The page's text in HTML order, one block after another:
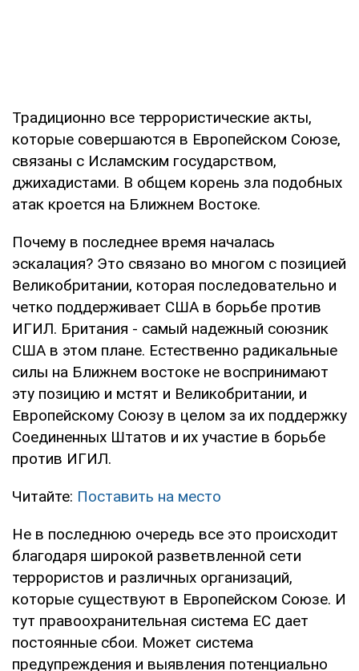
Традиционно все террористические акты,
которые совершаются в Европейском Союзе,
связаны с Исламским государством,
джихадистами. В общем корень зла подобных
атак кроется на Ближнем Востоке.
Почему в последнее время началась
эскалация? Это связано во многом с позицией
Великобритании, которая последовательно и
четко поддерживает США в борьбе против
ИГИЛ. Британия - самый надежный союзник
США в этом плане. Естественно радикальные
силы на Ближнем востоке не воспринимают
эту позицию и мстят и Великобритании, и
Европейскому Союзу в целом за их поддержку
Соединенных Штатов и их участие в борьбе
против ИГИЛ.
Читайте: Поставить на место
Не в последнюю очередь все это происходит
благодаря широкой разветвленной сети
террористов и различных организаций,
которые существуют в Европейском Союзе. И
тут правоохранительная система ЕС дает
постоянные сбои. Может система
предупреждения и выявления потенциально